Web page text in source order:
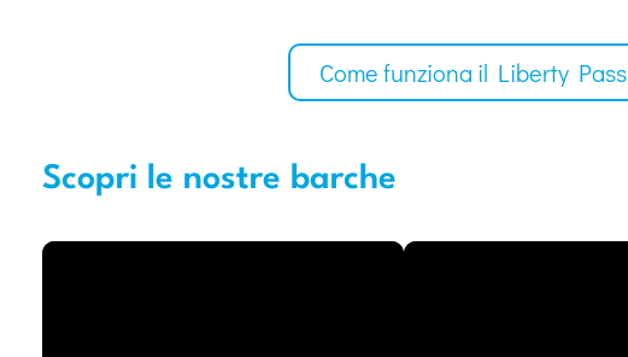
Come funziona il Liberty Pass
Scopri le nostre barche